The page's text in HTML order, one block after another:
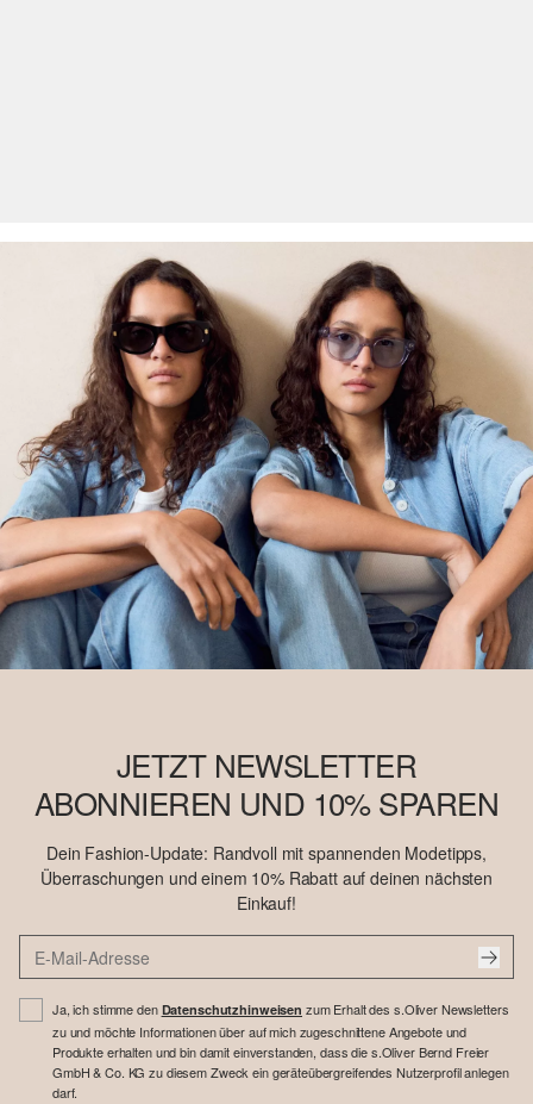
JETZT NEWSLETTER
ABONNIEREN UND 10% SPAREN
Dein Fashion-Update: Randvoll mit spannenden Modetipps,
Überraschungen und einem 10% Rabatt auf deinen nächsten
Einkauf!
Ja, ich stimme den Datenschutzhinweisen zum Erhalt des s.Oliver Newsletters
zu und möchte Informationen über auf mich zugeschnittene Angebote und
Produkte erhalten und bin damit einverstanden, dass die s.Oliver Bernd Freier
GmbH & Co. KG zu diesem Zweck ein geräteübergreifendes Nutzerprofil anlegen
darf.